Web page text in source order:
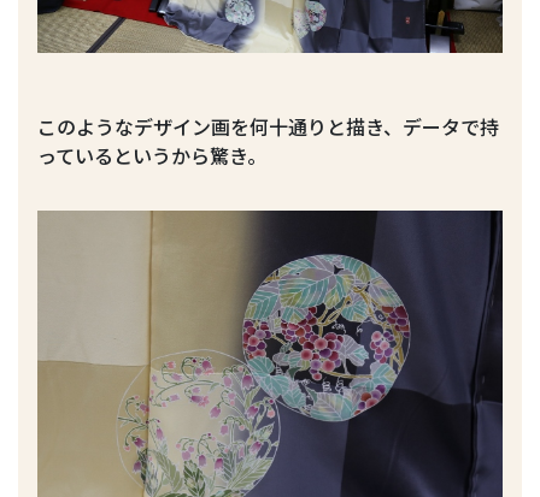
このようなデザイン画を何十通りと描き、データで持
っているというから驚き。